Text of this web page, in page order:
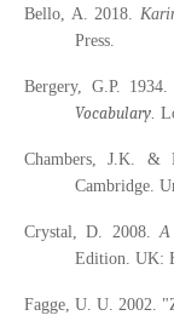
Bello, A. 2018.
Press.
Bergery, G.P. 1934.
Vocabulary
Chambers, J.K. &
Cambridge.
Crystal, D. 2008. A
Edition. UK:
Fagge, U. U. 2002.